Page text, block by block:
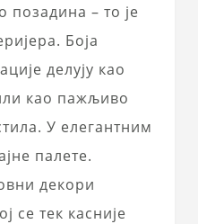
позадина – то је
Боја
делују као
као пажљиво
У елегантним
палете.
декори
се тек касније